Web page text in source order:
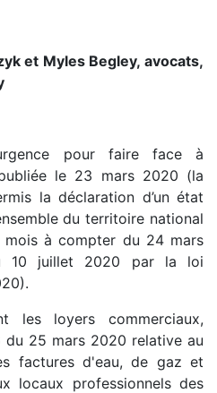
et Myles Begley, avocats,
pour faire face à
le 23 mars 2020 (la
la déclaration d’un état
du territoire national
à compter du 24 mars
10 juillet 2020 par la loi
les loyers commerciaux,
du 25 mars 2020 relative au
factures d'eau, de gaz et
locaux professionnels des